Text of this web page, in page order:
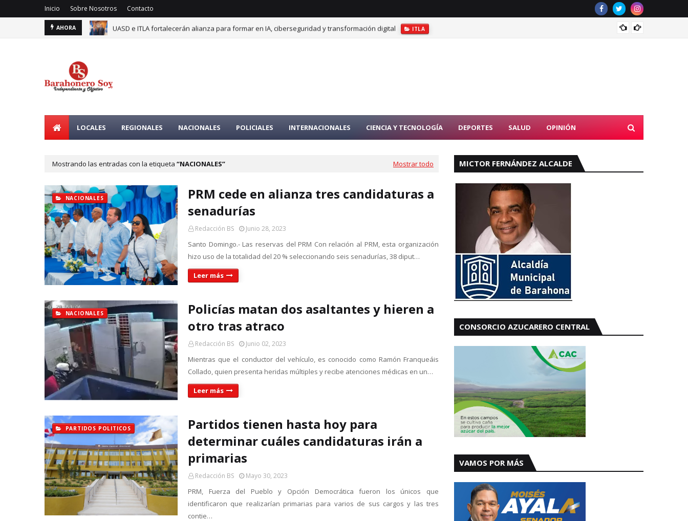
Inicio Sobre Nosotros Contacto
AHORA UASD e ITLA fortalecerán alianza para formar en IA, ciberseguridad y transformación digital ITLA
LOCALES REGIONALES NACIONALES POLICIALES INTERNACIONALES CIENCIA Y TECNOLOGÍA DEPORTES SALUD OPINIÓN
Mostrando las entradas con la etiqueta NACIONALES Mostrar todo
NACIONALES
PRM cede en alianza tres candidaturas a
senadurías
Redacción BS Junio 28, 2023
Santo Domingo.- Las reservas del PRM Con relación al PRM, esta organización
hizo uso de la totalidad del 20 % seleccionando seis senadurías, 38 diput…
Leer más
NACIONALES
Policías matan dos asaltantes y hieren a
otro tras atraco
Redacción BS Junio 02, 2023
Mientras que el conductor del vehículo, es conocido como Ramón Franqueáis
Collado, quien presenta heridas múltiples y recibe atenciones médicas en un…
Leer más
PARTIDOS POLITICOS
Partidos tienen hasta hoy para
determinar cuáles candidaturas irán a
primarias
Redacción BS Mayo 30, 2023
PRM, Fuerza del Pueblo y Opción Democrática fueron los únicos que
identificaron que realizarían primarias para varios de sus cargos y las tres
contie…
MICTOR FERNÁNDEZ ALCALDE
CONSORCIO AZUCARERO CENTRAL
VAMOS POR MÁS